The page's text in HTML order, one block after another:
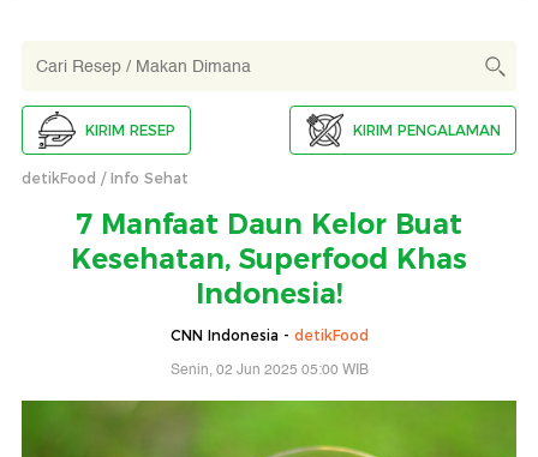
KIRIM RESEP KIRIM PENGALAMAN
detikFood Info Sehat
7 Manfaat Daun Kelor Buat
Kesehatan, Superfood Khas
Indonesia!
CNN Indonesia - detikFood
Senin, 02 Jun 2025 05:00 WIB